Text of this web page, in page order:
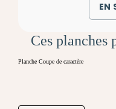
EN
Ces planches
Planche Coupe de caractère